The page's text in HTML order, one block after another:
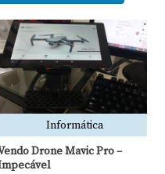
Automóveis
Caminhão Taque
2425